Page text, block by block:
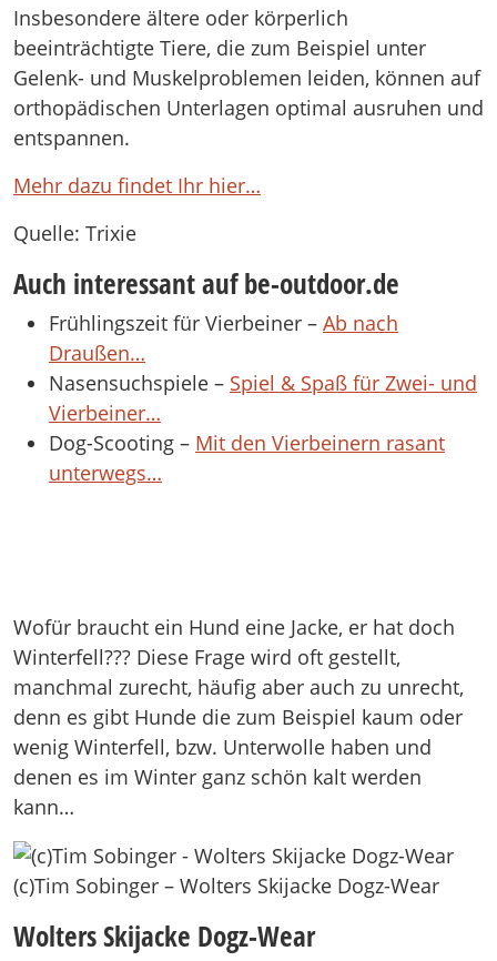
Insbesondere ältere oder körperlich
beeinträchtigte Tiere, die zum Beispiel unter
Gelenk- und Muskelproblemen leiden, können auf
orthopädischen Unterlagen optimal ausruhen und
entspannen.
Mehr dazu findet Ihr hier…
Quelle: Trixie
Auch interessant auf be-outdoor.de
Frühlingszeit für Vierbeiner – Ab nach
Draußen…
Nasensuchspiele – Spiel & Spaß für Zwei- und
Vierbeiner…
Dog-Scooting – Mit den Vierbeinern rasant
unterwegs…
Wofür braucht ein Hund eine Jacke, er hat doch
Winterfell??? Diese Frage wird oft gestellt,
manchmal zurecht, häufig aber auch zu unrecht,
denn es gibt Hunde die zum Beispiel kaum oder
wenig Winterfell, bzw. Unterwolle haben und
denen es im Winter ganz schön kalt werden
kann…
(c)Tim Sobinger – Wolters Skijacke Dogz-Wear
Wolters Skijacke Dogz-Wear